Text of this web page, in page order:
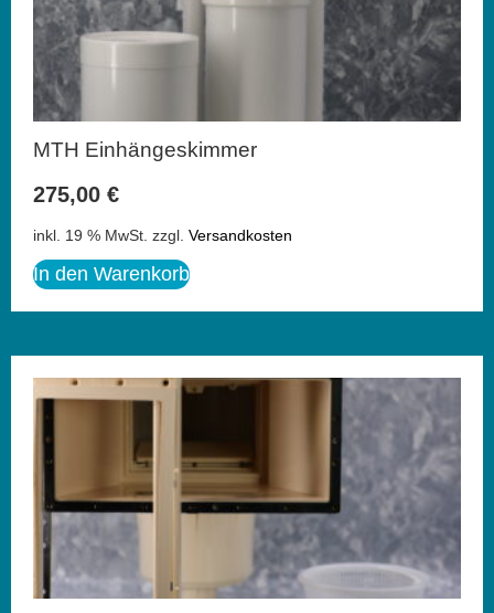
MTH Einhängeskimmer
275,00 €
inkl. 19 % MwSt. zzgl. Versandkosten
In den Warenkorb